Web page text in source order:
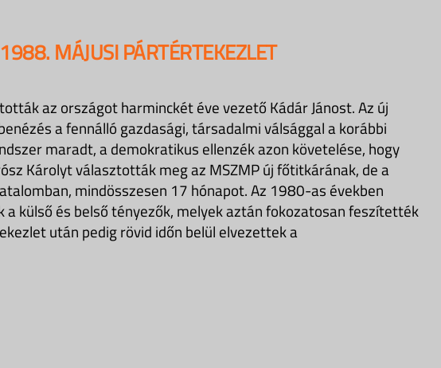
MÁJUSI PÁRTÉRTEKEZLET
az országot harminckét éve vezető Kádár Jánost. Az új
a fennálló gazdasági, társadalmi válsággal a korábbi
maradt, a demokratikus ellenzék azon követelése, hogy
Károlyt választották meg az MSZMP új főtitkárának, de a
mindösszesen 17 hónapot. Az 1980-as években
a külső és belső tényezők, melyek aztán fokozatosan feszítették
után pedig rövid időn belül elvezettek a